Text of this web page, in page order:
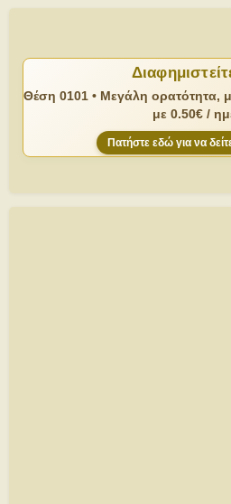
Θέση 0101 • Μεγάλη ορατότητα,
με 0.50€ /
Πατήστε εδώ για να